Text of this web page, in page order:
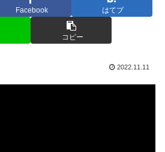
Facebook はてブ
コピー
2022.11.11